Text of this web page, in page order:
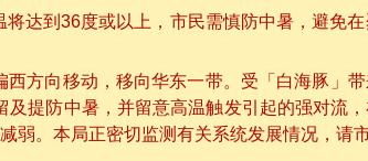
达到36度或以上，市民需慎防中暑，避免
方向移动，移向华东一带。受「白海豚」
提防中暑，并留意高温触发引起的强对流
弱。本局正密切监测有关系统发展情况，请